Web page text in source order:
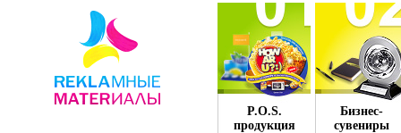
P.O.S.
продукция
Бизнес-
сувениры